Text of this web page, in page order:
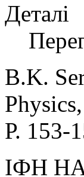
Деталі
B.K.
Physics,
Р. 153-
ІФН